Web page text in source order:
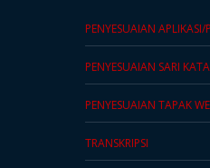
PENYESUAIAN APLIKASI/
PENYESUAIAN SARI KATA
PENYESUAIAN TAPAK
TRANSKRIPSI